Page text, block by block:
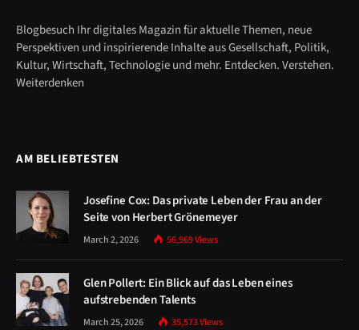
Blogbesuch Ihr digitales Magazin für aktuelle Themen, neue
Perspektiven und inspirierende Inhalte aus Gesellschaft, Politik,
Kultur, Wirtschaft, Technologie und mehr. Entdecken. Verstehen.
Weiterdenken
AM BELIEBTESTEN
Josefine Cox: Das private Leben der Frau an der
Seite von Herbert Grönemeyer
March 2, 2026 56,969Views
Glen Pollert: Ein Blick auf das Leben eines
aufstrebenden Talents
March 25, 2026 35,573Views